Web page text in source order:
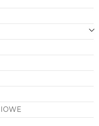
niezawodność i
klasycznego
ten wyjątkowy
elementem Twojej
luksusu i dodaj
looku z